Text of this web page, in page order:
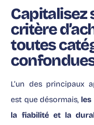
Capitalisez
critère
toutes
L’un des principaux
est que désormais, les
la fiabilité et la